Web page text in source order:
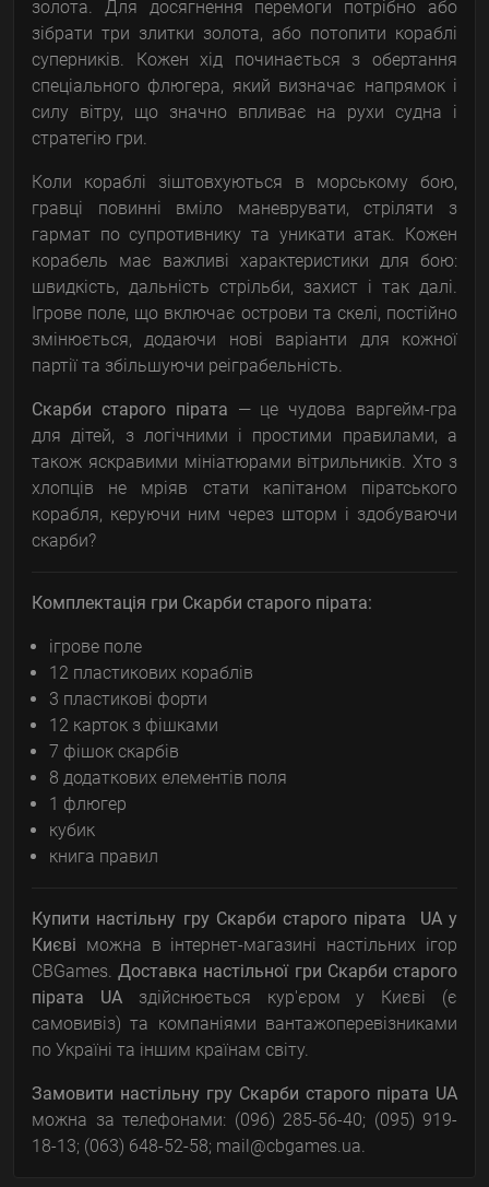
золота. Для досягнення перемоги потрібно або
зібрати три злитки золота, або потопити кораблі
суперників. Кожен хід починається з обертання
спеціального флюгера, який визначає напрямок і
силу вітру, що значно впливає на рухи судна і
стратегію гри.
Коли кораблі зіштовхуються в морському бою,
гравці повинні вміло маневрувати, стріляти з
гармат по супротивнику та уникати атак. Кожен
корабель має важливі характеристики для бою:
швидкість, дальність стрільби, захист і так далі.
Ігрове поле, що включає острови та скелі, постійно
змінюється, додаючи нові варіанти для кожної
партії та збільшуючи реіграбельність.
Скарби старого пірата — це чудова варгейм-гра
для дітей, з логічними і простими правилами, а
також яскравими мініатюрами вітрильників. Хто з
хлопців не мріяв стати капітаном піратського
корабля, керуючи ним через шторм і здобуваючи
скарби?
Комплектація гри Скарби старого пірата:
ігрове поле
12 пластикових кораблів
3 пластикові форти
12 карток з фішками
7 фішок скарбів
8 додаткових елементів поля
1 флюгер
кубик
книга правил
Купити настільну гру Скарби старого пірата UA у
Києві можна в інтернет-магазині настільних ігор
CBGames.Доставка настільної гри Скарби старого
пірата UAздійснюється кур'єром у Києві (є
самовивіз) та компаніями вантажоперевізниками
по Україні та іншим країнам світу.
Замовити настільну гру Скарби старого пірата UA
можна за телефонами: (096) 285-56-40; (095) 919-
18-13; (063) 648-52-58; mail@cbgames.ua.